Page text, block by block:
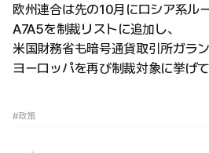
欧州連合は先の10月にロシア系ル
A7A5を制裁リストに追加し、
米国財務省も暗号通貨取引所ガラ
ヨーロッパを再び制裁対象に挙げて
#政策